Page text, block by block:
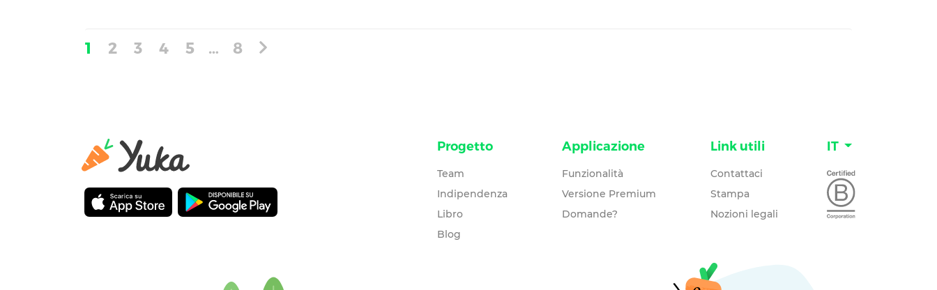
1 2 3 4 5 … 8
Progetto
Team
Indipendenza
Libro
Blog
Applicazione
Funzionalità
Versione Premium
Domande?
Link utili
Contattaci
Stampa
Nozioni legali
IT